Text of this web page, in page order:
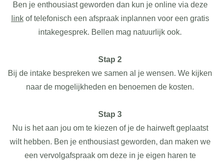
Ben je enthousiast geworden dan kun je online via deze
linkof telefonisch een afspraak inplannen voor een gratis
intakegesprek. Bellen mag natuurlijk ook.
Stap 2
Bij de intake bespreken we samen al je wensen. We kijken
naar de mogelijkheden en benoemen de kosten.
Stap 3
Nu is het aan jou om te kiezen of je de hairweft geplaatst
wilt hebben. Ben je enthousiast geworden, dan maken we
een vervolgafspraak om deze in je eigen haren te